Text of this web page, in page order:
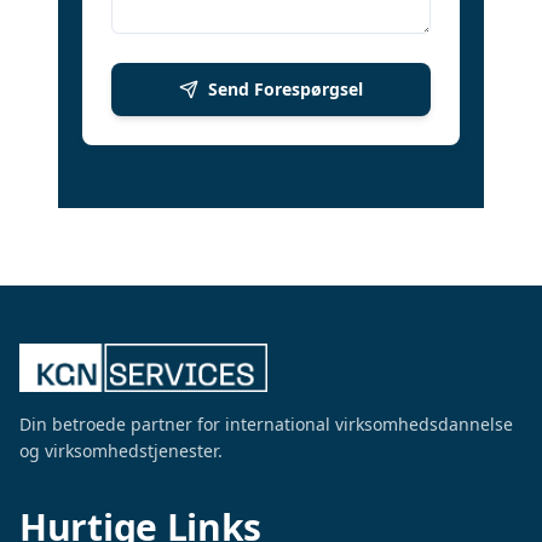
Send Forespørgsel
Din betroede partner for international virksomhedsdannelse
og virksomhedstjenester.
Hurtige Links